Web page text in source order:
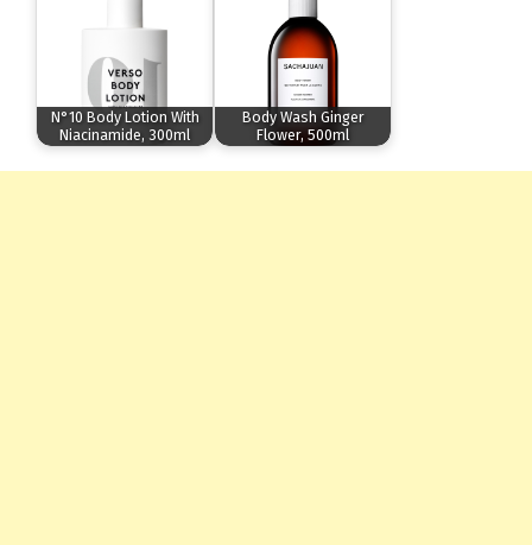
N°10 Body Lotion With
Niacinamide, 300ml
Body Wash Ginger
Flower, 500ml